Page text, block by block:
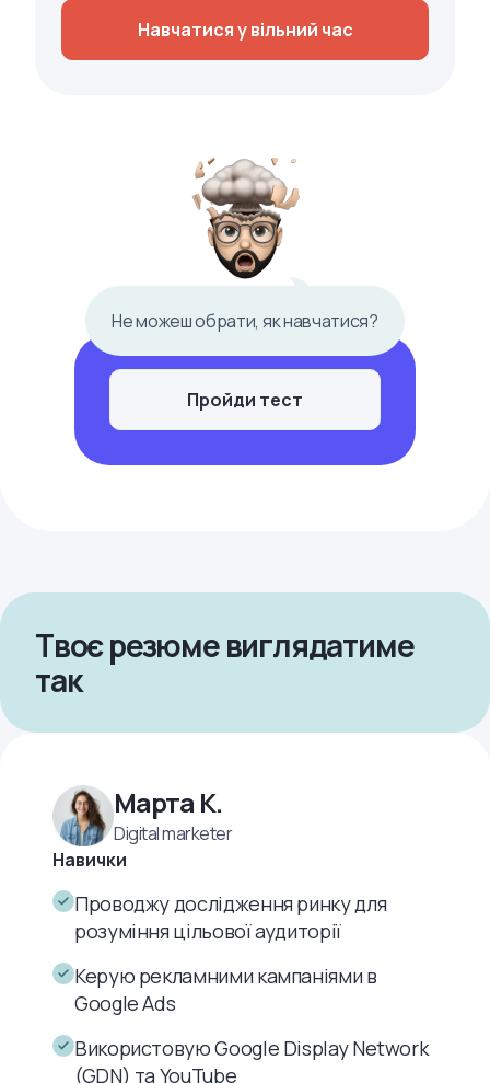
Навчатися у вільний час
Не можеш обрати, як навчатися?
Пройди тест
Твоє резюме виглядатиме
так
Марта К.
Digital marketer
Навички
Проводжу дослідження ринку для
розуміння цільової аудиторії
Керую рекламними кампаніями в
Google Ads
Використовую Google Display Network
(GDN) та YouTube